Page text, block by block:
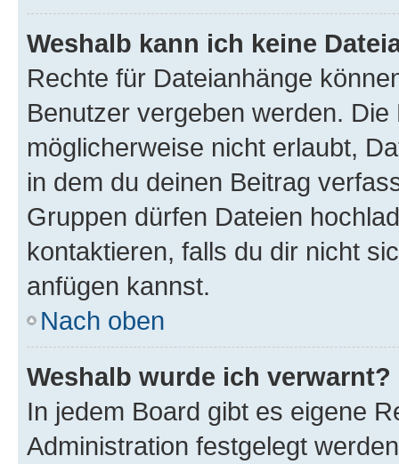
Weshalb kann ich keine
Rechte für Dateianhänge
Benutzer vergeben werden.
möglicherweise nicht erlaubt,
in dem du deinen Beitrag
Gruppen dürfen Dateien
kontaktieren, falls du dir nicht
anfügen kannst.
Nach oben
Weshalb wurde ich verwarnt?
In jedem Board gibt es eigene
Administration festgelegt